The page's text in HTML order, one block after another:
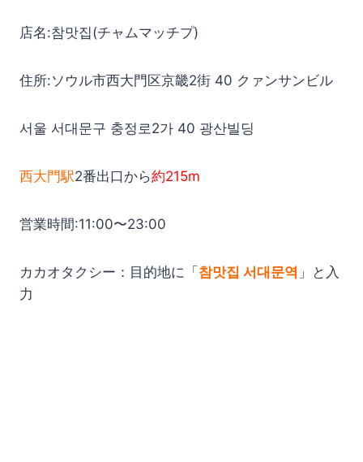
店名:참맛집(チャムマッチプ)
住所:ソウル市西大門区京畿2街 40 クァンサンビル
서울 서대문구 충정로2가 40 광산빌딩
西大門駅2番出口から約215m
営業時間:11:00〜23:00
カカオタクシー：目的地に「 참맛집 서대문역 」と入
力